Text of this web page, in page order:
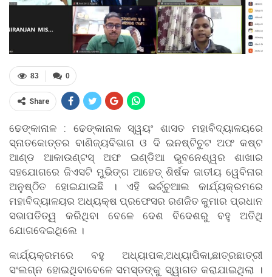
0
83
Share
ଢେଙ୍କାନାଳ : ଢେଙ୍କାନାଳ ସ୍ୱୟଂ ଶାସତ ମହାବିଦ୍ୟାଳୟରେ
ସ୍ନାତକୋତ୍ତର ବାଣିଜ୍ୟବିଭାଗ ଓ ଦି ଇନଷ୍ଟିଚୁଟ ଅଫ କଷ୍ଟ
ଆଣ୍ଡ ଆକାଉଣ୍ଟସ୍ ଅଫ ଇଣ୍ଡିଆ ଭୁବନେଶ୍ୱର ଶାଖାର
ସହଯୋଗରେ ଜିଏସଟି ମୁଭିଙ୍ଗ ଆହେଡ୍ ଶିର୍ଷକ ଜାତୀୟ ୱେବିନାର
ଅନୁଷ୍ଠିତ ହୋଇଯାଇଛି । ଏହି ଭର୍ଚ୍ଚୁଆଲ କାର୍ଯ୍ୟକ୍ରମରେ
ମହାବିଦ୍ୟାଳୟର ଅଧ୍ୟକ୍ଷ ପ୍ରଫେସର ରଣଜିତ କୁମାର ପ୍ରଧାନ
ସଭାପତିତ୍ୱ କରିଥିବା ବେଳେ ଦେଶ ବିଦେଶରୁ ବହୁ ଅତିଥି
ଯୋଗଦେଇଥିଲେ ।
କାର୍ଯ୍ୟକ୍ରମରେ ବହୁ ଅଧ୍ୟାପକ,ଅଧ୍ୟାପିକା,ଛାତ୍ରଛାତ୍ରୀ
ସଂଲଗ୍ନ ହୋଇଥିବାବେଳେ ସମସ୍ତଙ୍କୁ ସ୍ୱାଗତ କରାଯାଇଥିଲା ।